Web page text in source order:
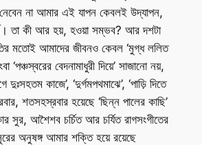
না আমার এই যাপন কেবলই উদ্যাপন,
তা কী আর হয়, হওয়া সম্ভব? আর দশটা
মতোই আমাদের জীবনও কেবল ‘মুগ্ধ ললিত
‘পঞ্চস্বরের বেদনামাধুরী দিয়ে’ সাজানো নয়,
দুঃসহতম কাজে’, ‘দুর্গমপথমাঝে’, ‘পাড়ি দিতে
শতসহস্রবার হয়েছে ‘ছিন্ন পালের কাছি’
সুর, আশৈশব চর্চিত আর চর্যিত রাগসংগীতের
অনুষঙ্গ আমার শক্তি হয়ে রয়েছে